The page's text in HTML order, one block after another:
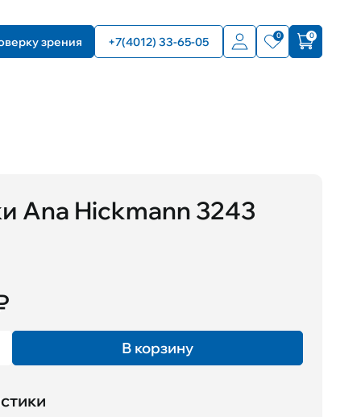
зрения +7(4012) 33-65-05 0 0
Ana Hickmann 3243
В корзину